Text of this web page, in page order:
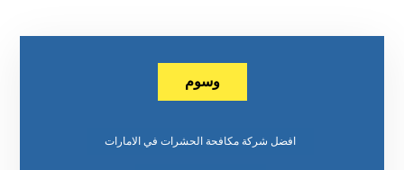
وسوم
افضل شركة مكافحة الحشرات في الامارات